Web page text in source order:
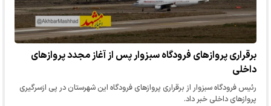
برقراری پرواز‌های فرودگاه سبزوار پس از آغاز مجدد پرواز‌های
داخلی
رئیس فرودگاه سبزوار از برقراری پروازهای فرودگاه این شهرستان در پی ازسرگیری
پروازهای داخلی خبر داد.